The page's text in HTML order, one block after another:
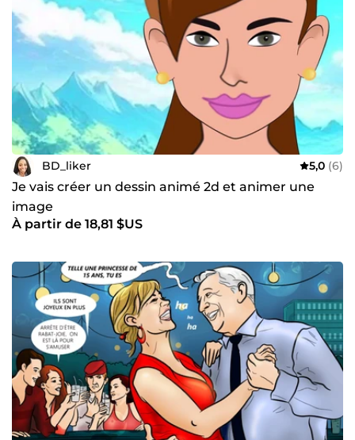
BD_liker 5,0 (6)
Je vais créer un dessin animé 2d et animer une
image
À partir de 18,81 $US